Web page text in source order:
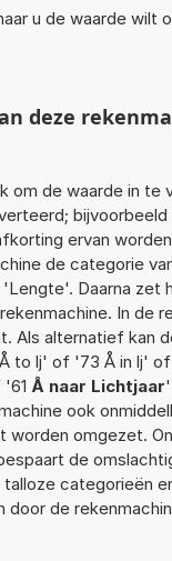
u de waarde wilt
deze
om de waarde in te
ervan
de categorie
Daarna zet
In de
Als alternatief kan
to lj' of '73 Å in lj' of
Å naar Lichtjaar
ook
omgezet.
de
categorieën
door de